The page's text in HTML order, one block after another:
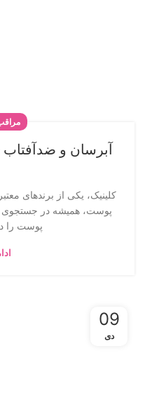
آبرسان و
کلینیک، یکی از برندهای
پوست، همیشه در جستجوی
پوست را
09
دی